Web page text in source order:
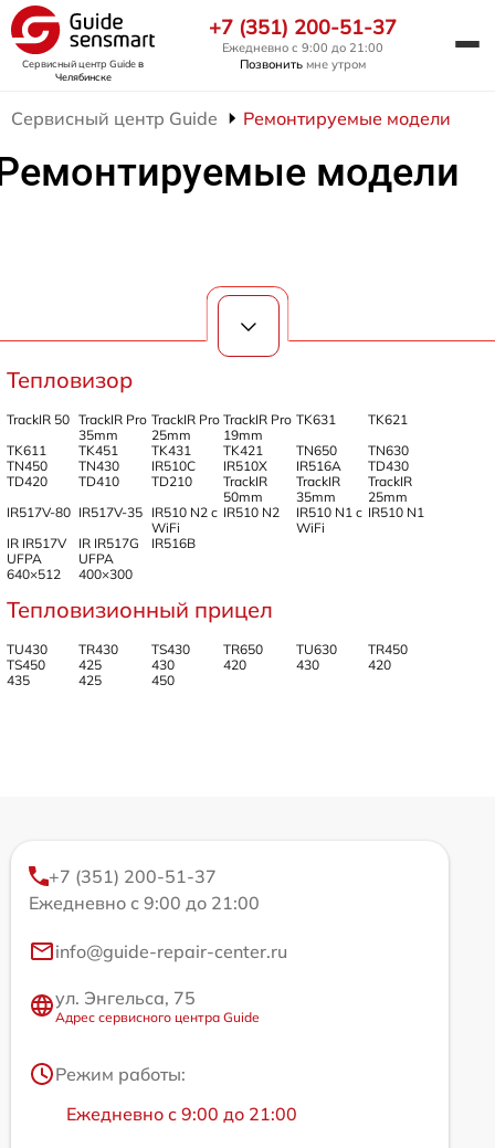
Сервисный центр Guideв
Челябинске
+7 (351) 200-51-37
Ежедневно с 9:00 до 21:00
Позвонить мне утром
Сервисный центр Guide Ремонтируемые модели
модели
Тепловизор
TrackIR 50 TrackIR Pro
35mm
TrackIR Pro
25mm
TrackIR Pro
19mm
TK631
TK621
TK611
TK451 TK431 TK421 TN650
TN630
TN450
TN430 IR510C IR510X IR516A
TD430
TD420
TD410 TD210
TrackIR
50mm
TrackIR
35mm
TrackIR
25mm
IR517V-80 IR517V-35 IR510 N2 c
WiFi
IR510 N2
IR510 N1 c
WiFi
IR510 N1
IR IR517V
UFPA
640×512
IR IR517G
UFPA
400×300
IR516B
Тепловизионный прицел
TU430 TR430 TS430 TR650 TU630
TR450
TS450
425 430 420 430
420
435
425 450
+7 (351) 200-51-37
Ежедневно с 9:00 до 21:00
info@guide-repair-center.ru
ул. Энгельса, 75
Адрес сервисного центра Guide
Режим работы:
Ежедневно с 9:00 до 21:00